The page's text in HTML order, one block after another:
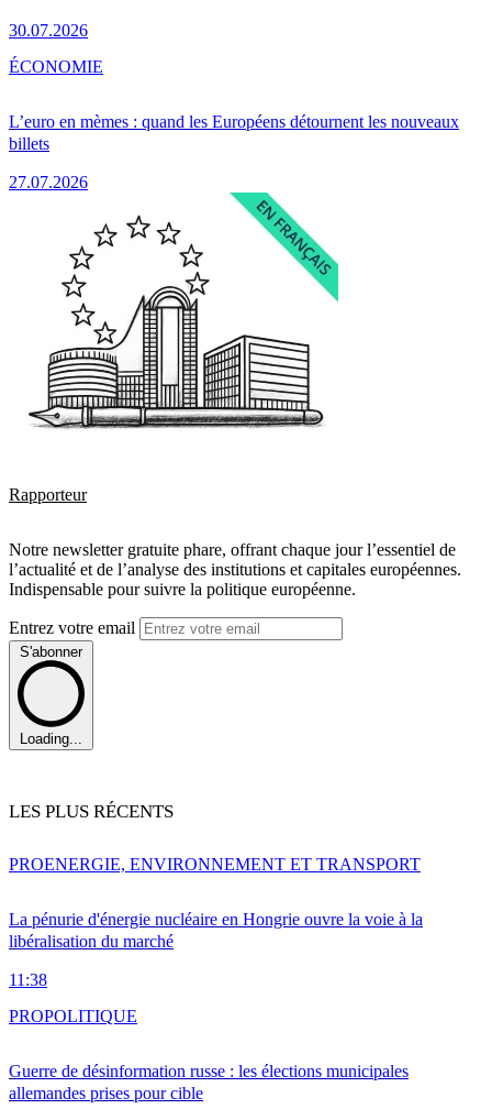
30.07.2026
L’euro en mèmes : quand les Européens détournent les nouveaux
billets
27.07.2026
ÉCONOMIE
Rapporteur
Notre newsletter gratuite phare, offrant chaque jour l’essentiel de
l’actualité et de l’analyse des institutions et capitales européennes.
Indispensable pour suivre la politique européenne.
Entrez votre email
S'abonner
Loading...
LES PLUS RÉCENTS
La pénurie d'énergie nucléaire en Hongrie ouvre la voie à la
libéralisation du marché
11:38
PROENERGIE, ENVIRONNEMENT ET TRANSPORT
Guerre de désinformation russe : les élections municipales
allemandes prises pour cible
PROPOLITIQUE